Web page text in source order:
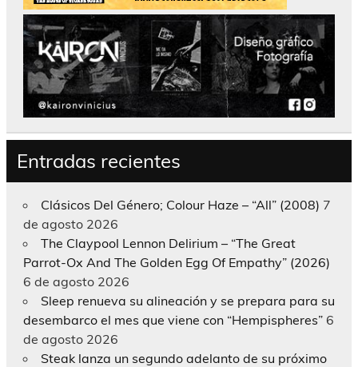
Entradas recientes
Clásicos Del Género; Colour Haze – “All” (2008) 7
de agosto 2026
The Claypool Lennon Delirium – “The Great
Parrot-Ox And The Golden Egg Of Empathy” (2026)
6 de agosto 2026
Sleep renueva su alineación y se prepara para su
desembarco el mes que viene con “Hempispheres” 6
de agosto 2026
Steak lanza un segundo adelanto de su próximo